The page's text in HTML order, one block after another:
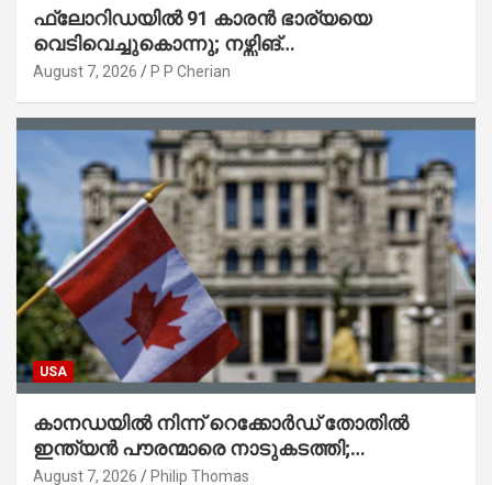
ഫ്ലോറിഡയിൽ 91 കാരൻ ഭാര്യയെ
വെടിവെച്ചുകൊന്നു; നഴ്സിങ്
ഹോമിലാക്കില്ലെന്ന് നൽകിയ വാഗ്ദാനം
August 7, 2026 P P Cherian
USA
കാനഡയിൽ നിന്ന് റെക്കോർഡ് തോതിൽ
ഇന്ത്യൻ പൗരന്മാരെ നാടുകടത്തി;
ആറുമാസത്തിനിടെ 3,323 പേർ
August 7, 2026 Philip Thomas